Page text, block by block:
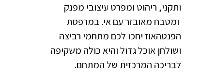
ותקני, ריהוט ומפרט עיצובי מפנק
ומטבח מאובזר עם אי. במרפסת
הפנטהאוז יחכו לכם מתחמי רביצה
ושולחן אוכל גדול והיא כולה משקיפה
לבריכה המרכזית של המתחם.